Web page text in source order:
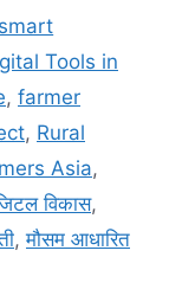
Tools in
, farmer
, Rural
Asia,
विकास,
,मौसम आधारित